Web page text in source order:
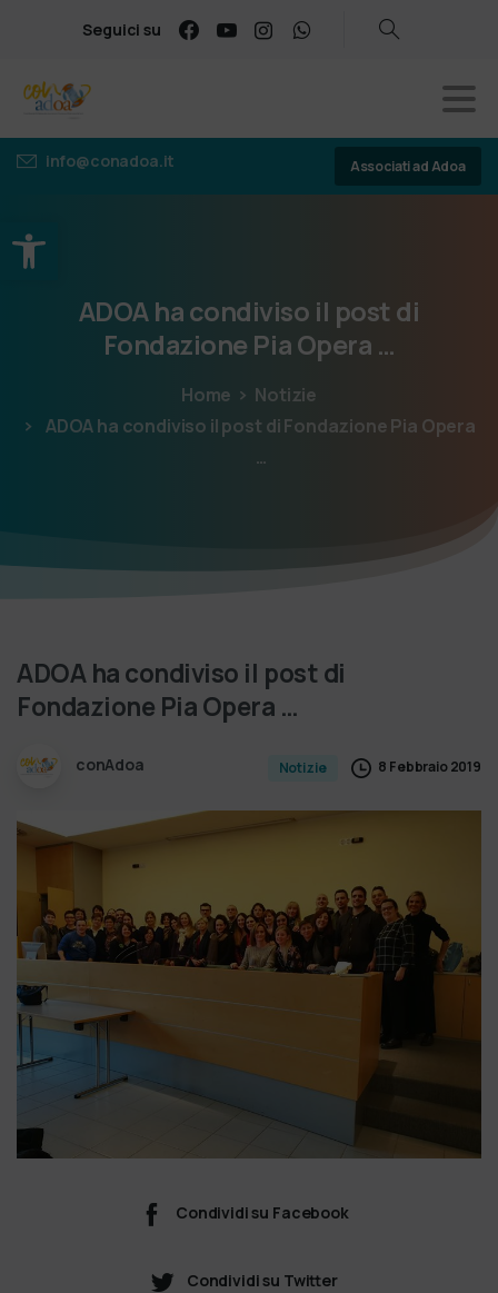
Apri la barra degli strumenti
Seguici su
info@conadoa.it Associati ad Adoa
ADOAhacondiviso il post di
Fondazione PiaOpera …
Home
Notizie
ADOA ha condiviso il post di Fondazione Pia Opera
…
ADOA hacondiviso il postdi
Fondazione PiaOpera …
conAdoa Notizie 8 Febbraio 2019
Condividi su Facebook
Condividi su Twitter